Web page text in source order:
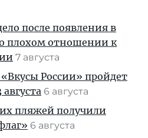
после появления в
плохом отношении к
7 августа
России» пройдет
6 августа
пляжей получили
6 августа